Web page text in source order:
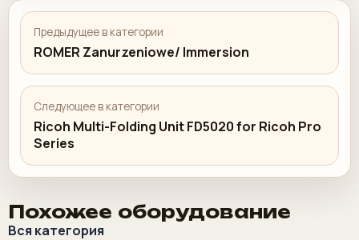
Предыдущее в категории
ROMER Zanurzeniowe/ Immersion
Следующее в категории
Ricoh Multi-Folding Unit FD5020 for Ricoh Pro
Series
Похожее оборудование
Вся категория